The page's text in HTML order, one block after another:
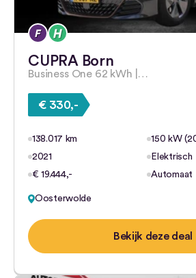
CUPRA Born
Business One 62 kWh |…
€ 330,-
138.017 km
150 kW
2021
Elektrisch
€ 19.444,-
Automaat
Oosterwolde
Bekijk deze deal